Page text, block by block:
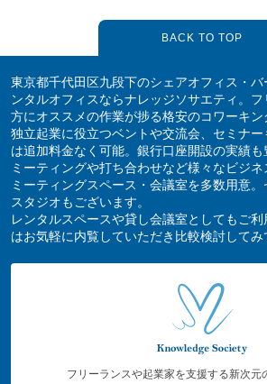
BACK TO TOP
東京都千代田区九段下のシェアオフィス・
ンタルオフィスならナレッジソサエティ。
方にオススメの作業が捗る格安のコワーキン
独立起業に役立つベントや交流会、セミナ
は追加料金なく可能。銀行口座開設の実績も
ミーティングや打ち合わせなど様々なビジ
ミーティングスペース・会議室を多数用意
スタジオもございます。
レンタルスペースや貸し会議室としてもご
はお気軽に内覧していただき比較検討してみ
フリーランスや起業家を支援する新次元